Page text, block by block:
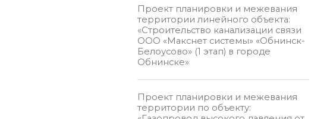
Проект планировки и межевания
территории линейного объекта:
«Строительство канализации связи
ООО «Макснет системы» «Обнинск-
Белоусово» (1 этап) в городе
Обнинске»
Проект планировки и межевания
территории по объекту: